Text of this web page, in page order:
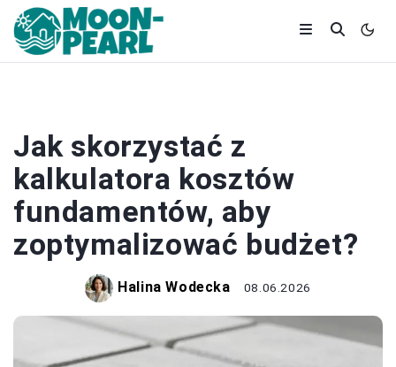
Jak skorzystać z
kalkulatora kosztów
fundamentów, aby
zoptymalizować budżet?
Halina Wodecka 08.06.2026